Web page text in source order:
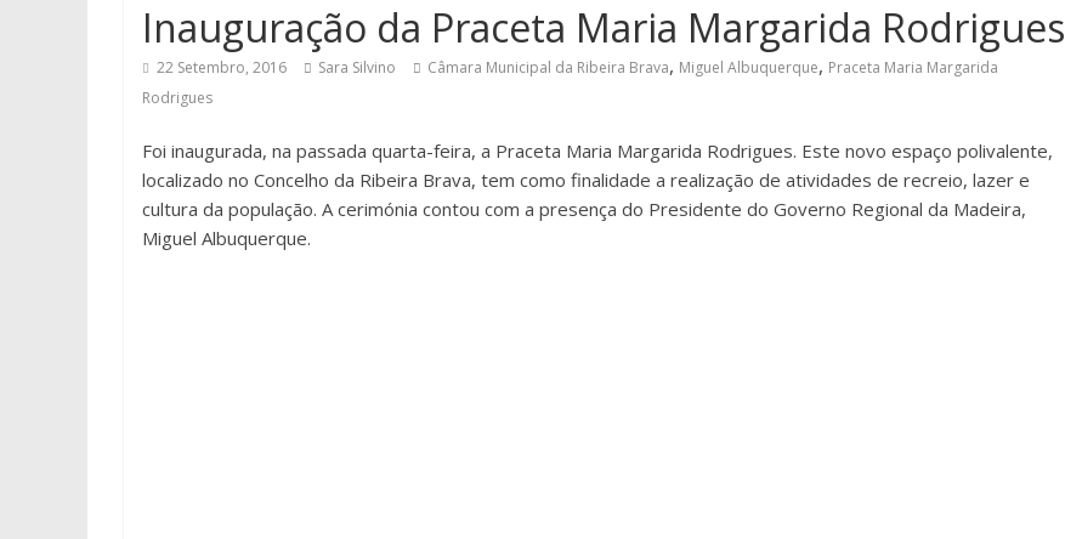
Inauguração da Praceta Maria Margarida Rodrigues
22 Setembro, 2016 Sara Silvino Câmara Municipal da Ribeira Brava, Miguel Albuquerque, Praceta Maria Margarida
Rodrigues
Foi inaugurada, na passada quarta-feira, a Praceta Maria Margarida Rodrigues. Este novo espaço polivalente,
localizado no Concelho da Ribeira Brava, tem como finalidade a realização de atividades de recreio, lazer e
cultura da população. A cerimónia contou com a presença do Presidente do Governo Regional da Madeira,
Miguel Albuquerque.